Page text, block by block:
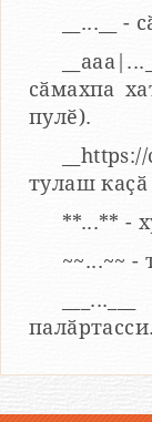
__...__
сӑмахпа
пулӗ).
тулаш каҫӑ
**...** -
~~...~~
палӑртасси.